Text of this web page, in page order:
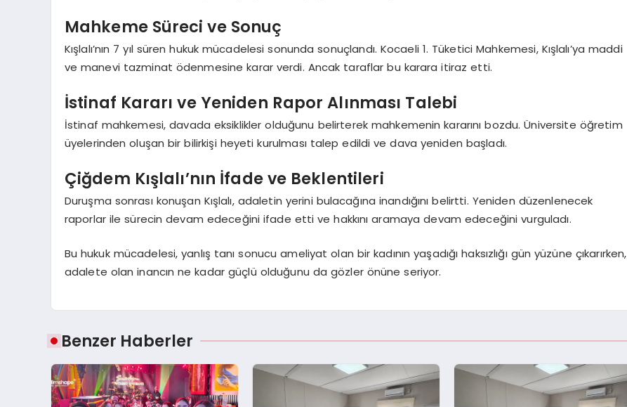
Mahkeme Süreci ve Sonuç
Kışlalı’nın 7 yıl süren hukuk mücadelesi sonunda sonuçlandı. Kocaeli 1. Tüketici Mahkemesi, Kışlalı’ya maddi
ve manevi tazminat ödenmesine karar verdi. Ancak taraflar bu karara itiraz etti.
İstinaf Kararı ve Yeniden Rapor Alınması Talebi
İstinaf mahkemesi, davada eksiklikler olduğunu belirterek mahkemenin kararını bozdu. Üniversite öğretim
üyelerinden oluşan bir bilirkişi heyeti kurulması talep edildi ve dava yeniden başladı.
Çiğdem Kışlalı’nın İfade ve Beklentileri
Duruşma sonrası konuşan Kışlalı, adaletin yerini bulacağına inandığını belirtti. Yeniden düzenlenecek
raporlar ile sürecin devam edeceğini ifade etti ve hakkını aramaya devam edeceğini vurguladı.
Bu hukuk mücadelesi, yanlış tanı sonucu ameliyat olan bir kadının yaşadığı haksızlığı gün yüzüne çıkarırken,
adalete olan inancın ne kadar güçlü olduğunu da gözler önüne seriyor.
Benzer Haberler